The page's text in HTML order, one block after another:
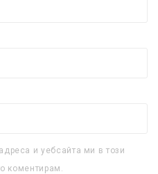
и уебсайта ми в този
коментирам.